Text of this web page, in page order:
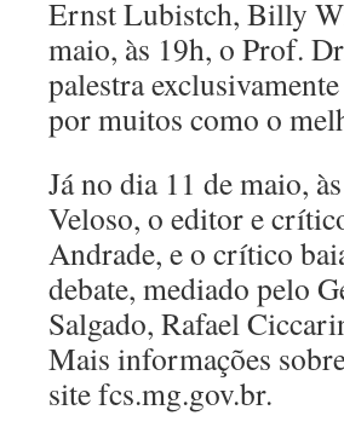
Ernst Lubistch, Billy
maio, às 19h, o Prof.
palestra
por muitos como o
Já no dia 11 de maio,
Veloso, o editor e
Andrade, e o crítico
debate, mediado pelo
Salgado, Rafael
Mais informações
site fcs.mg.gov.br.